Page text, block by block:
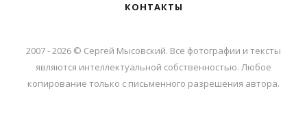
КОНТАКТЫ
2007 - 2026 © Сергей Мысовский. Все фотографии и тексты
являются интеллектуальной собственностью. Любое
копирование только с письменного разрешения автора.